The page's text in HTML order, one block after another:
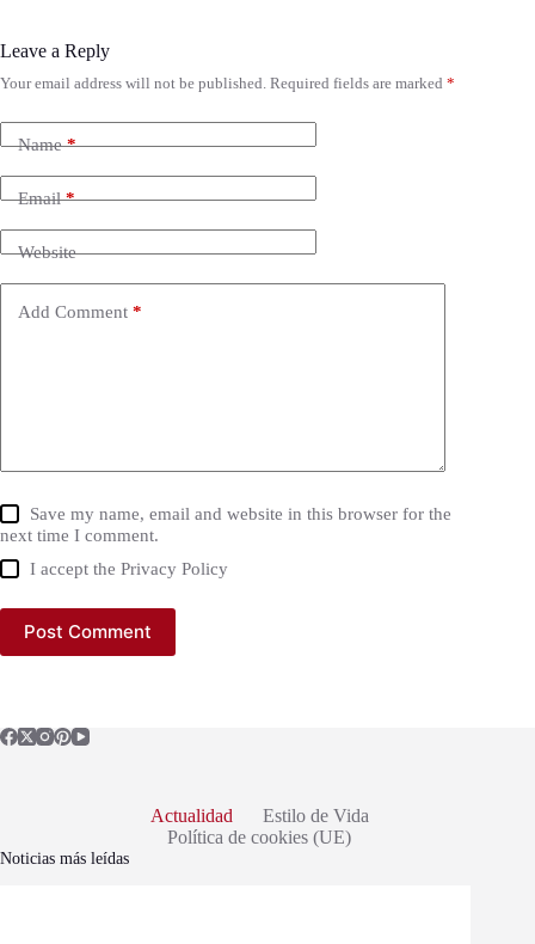
Leave a Reply
Your email address will not be published. Required fields are marked *
Name*
Email*
Website
Add Comment *
Save my name, email and website in this browser for the
next time I comment.
I accept thePrivacy Policy
Post Comment
Actualidad
Estilo de Vida
Política de cookies (UE)
Noticias más leídas